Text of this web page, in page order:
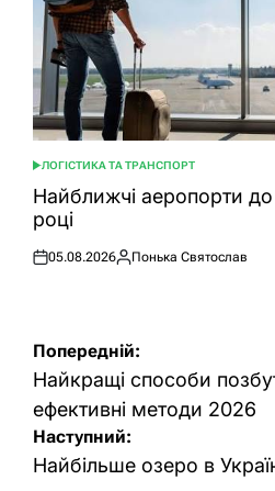
ОПУБЛІКУВАТИ
У
ЛОГІСТИКА ТА ТРАНСПОРТ
Найближчі аеропорти
році
Оприлюднено
05.08.2026
Опубліковано
Понька Святослав
Навігація
записів
Попередній:
Найкращі способи
ефективні методи 2026
Наступний:
Найбільше озеро в